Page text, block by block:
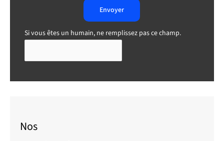
Envoyer
Si vous êtes un humain, ne remplissez pas ce champ.
Nos